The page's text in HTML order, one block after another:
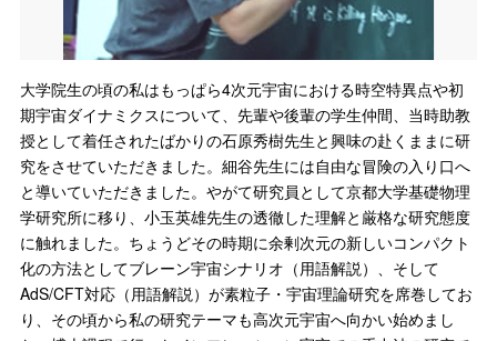
大学院生の頃の私はもっぱら4次元宇宙における時空特異点や初
期宇宙ダイナミクスについて、先輩や後輩の学生仲間、当時助教
授として着任されたばかりの石原秀樹先生と興味の赴くままに研
究をさせていただきました。細谷先生には自由な冒険の入り口へ
と導いていただきました。やがて研究員として京都大学基礎物理
学研究所に移り、小玉英雄先生の透徹した理解と厳格な研究態度
に触れました。ちょうどその時期に余剰次元の新しいコンパクト
化の方法としてブレーン宇宙シナリオ（用語解説）、そして
AdS/CFT対応（用語解説）が素粒子・宇宙理論研究を席巻してお
り、その頃から私の研究テーマも高次元宇宙へ向かい始めまし